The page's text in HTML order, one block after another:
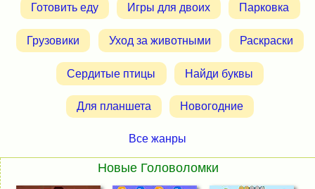
Готовить еду Игры для двоих Парковка
Грузовики Уход за животными Раскраски
Сердитые птицы Найди буквы
Для планшета Новогодние
Все жанры
Новые Головоломки